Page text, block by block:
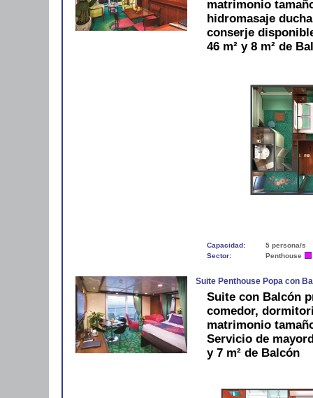
matrimonio
hidromasaje
conserje
46 m² y 8 m² de
Capacidad:
5 persona/s
Sector:
Penthouse
Suite Penthouse Popa con
Suite con Balcón
comedor,
matrimonio
Servicio de
y 7 m² de Balcón